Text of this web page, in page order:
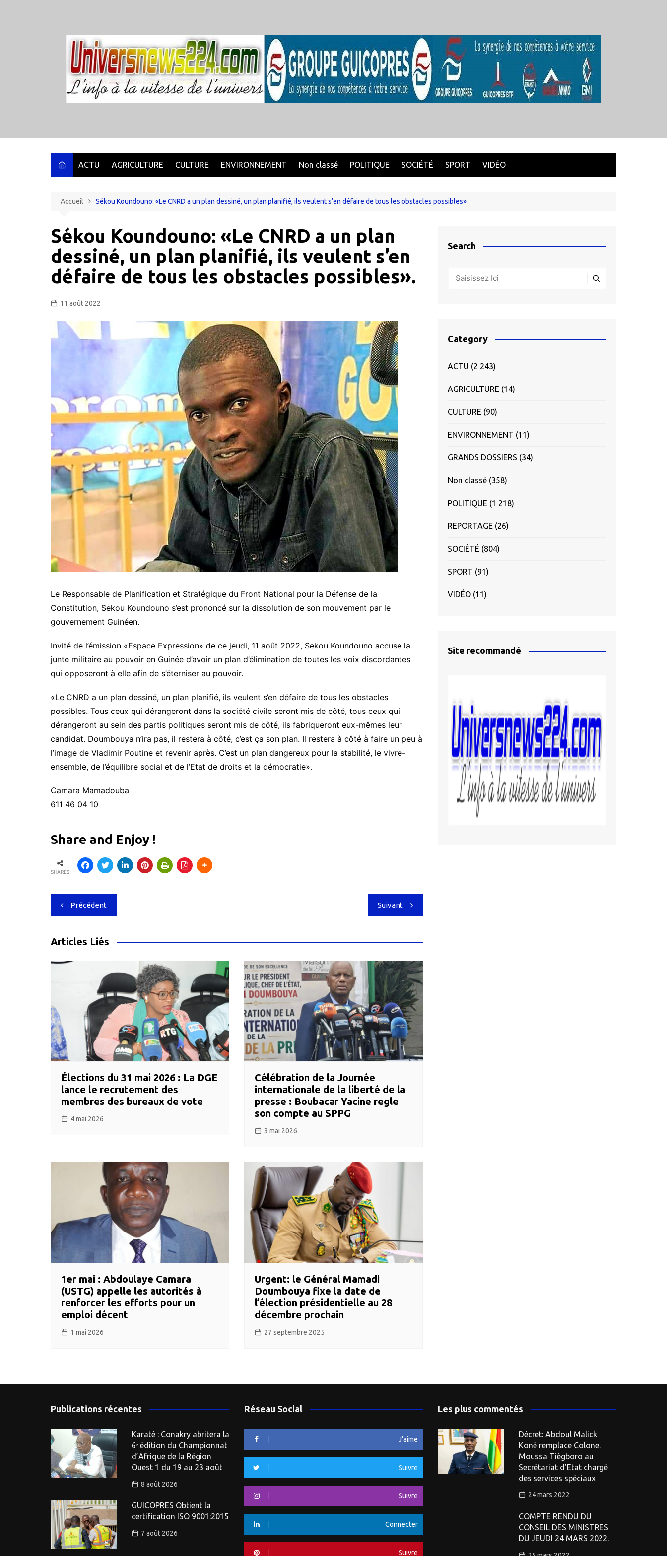
ACTU AGRICULTURE CULTURE ENVIRONNEMENT Non classé POLITIQUE SOCIÉTÉ SPORT VIDÉO
Accueil Sékou Koundouno: «Le CNRD a un plan dessiné, un plan planifié, ils veulent s’en défaire de tous les obstacles possibles».
Sékou Koundouno: «Le CNRD a un plan
dessiné, un plan planifié, ils veulent s’en
défaire de tous les obstacles possibles».
11 août 2022
Le Responsable de Planification et Stratégique du Front National pour la Défense de la
Constitution, Sekou Koundouno s’est prononcé sur la dissolution de son mouvement par le
gouvernement Guinéen.
Invité de l’émission «Espace Expression» de ce jeudi, 11 août 2022, Sekou Koundouno accuse la
junte militaire au pouvoir en Guinée d’avoir un plan d’élimination de toutes les voix discordantes
qui opposeront à elle afin de s’éterniser au pouvoir.
«Le CNRD a un plan dessiné, un plan planifié, ils veulent s’en défaire de tous les obstacles
possibles. Tous ceux qui dérangeront dans la société civile seront mis de côté, tous ceux qui
dérangeront au sein des partis politiques seront mis de côté, ils fabriqueront eux-mêmes leur
candidat. Doumbouya n’ira pas, il restera à côté, c’est ça son plan. Il restera à côté à faire un peu à
l’image de Vladimir Poutine et revenir après. C’est un plan dangereux pour la stabilité, le vivre-
ensemble, de l’équilibre social et de l’Etat de droits et la démocratie».
Camara Mamadouba
611 46 04 10
Share and Enjoy !
SHARES
Navigation
de
l’article
Précédent Suivant
Articles Liés
Élections du 31 mai 2026 : La DGE
lance le recrutement des
membres des bureaux de vote
4 mai 2026
Célébration de la Journée
internationale de la liberté de la
presse : Boubacar Yacine regle
son compte au SPPG
3 mai 2026
1er mai : Abdoulaye Camara
(USTG) appelle les autorités à
renforcer les efforts pour un
emploi décent
1 mai 2026
Urgent: le Général Mamadi
Doumbouya fixe la date de
l’élection présidentielle au 28
décembre prochain
27 septembre 2025
Search
Category
ACTU (2 243)
AGRICULTURE (14)
CULTURE (90)
ENVIRONNEMENT (11)
GRANDS DOSSIERS (34)
Non classé (358)
POLITIQUE (1 218)
REPORTAGE (26)
SOCIÉTÉ (804)
SPORT (91)
VIDÉO (11)
Site recommandé
Publications récentes
Karaté : Conakry abritera la
6ᵉ édition du Championnat
d’Afrique de la Région
Ouest 1 du 19 au 23 août
8 août 2026
GUICOPRES Obtient la
certification ISO 9001:2015
7 août 2026
Réseau Social
J’aime
Suivre
Suivre
Connecter
Suivre
Les plus commentés
Décret: Abdoul Malick
Koné remplace Colonel
Moussa Tiègboro au
Secrétariat d’Etat chargé
des services spéciaux
24 mars 2022
COMPTE RENDU DU
CONSEIL DES MINISTRES
DU JEUDI 24 MARS 2022.